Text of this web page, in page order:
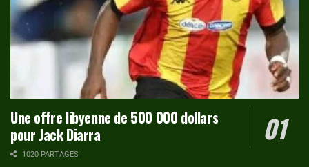
Une offre libyenne de 500 000 dollars
pour Jack Diarra
1020 PARTAGES